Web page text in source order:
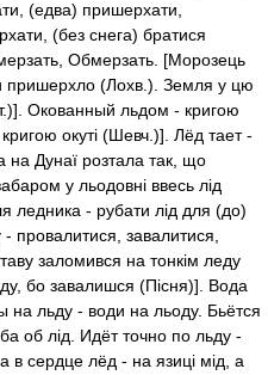
(едва) пришерхати,
(без снега) братися
Обмерзать. [Морозець
пришерхло (Лохв.). Земля у цю
Окованный льдом - кригою
окуті (Шевч.)]. Лёд тает -
на Дунаї розтала так, що
у льодовні ввесь лід
ледника - рубати лід для (до)
провалитися, завалитися,
заломився на тонкім леду
бо завалишся (Пісня)]. Вода
льду - води на льоду. Бьётся
об лід. Идёт точно по льду -
в сердце лёд - на язиці мід, а